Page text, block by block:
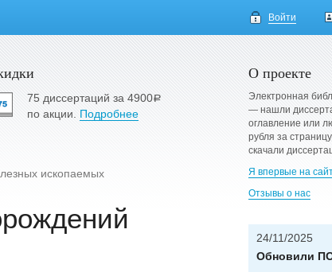
Войти
75 диссертаций за 4900a
по акции. Подробнее
ископаемых
О проекте
Электронная
— нашли
оглавление или
рубля за
скачали
Я впервые на
Отзывы о нас
24/11/2025
Обновили